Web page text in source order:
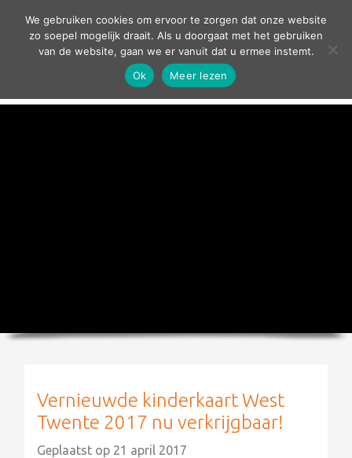
contact
Vernieuwde kinderkaart West
Twente 2017 nu verkrijgbaar!
Geplaatst op 21 april 2017
We gebruiken cookies om ervoor te zorgen dat onze website
zo soepel mogelijk draait. Als u doorgaat met het gebruiken
van de website, gaan we er vanuit dat u ermee instemt.
Ok
Meer lezen